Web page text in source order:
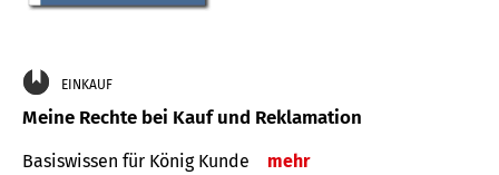
EINKAUF
Meine Rechte bei Kauf und Reklamation
Basiswissen für König Kunde mehr